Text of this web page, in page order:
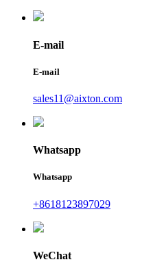
E-mail
E-mail
sales11@aixton.com
Whatsapp
Whatsapp
+8618123897029
WeChat